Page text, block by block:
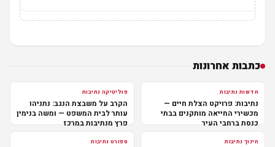
כתבות אחרונות
חדשות נתיבות
נתיבות: פרויקט הצלת חיים —
מכשירי החייאה מותקנים בבתי
כנסת ברחבי העיר
פוליטיקה נתיבות
הקרב על משבצת הנגב: נתניהו
עותר לבית המשפט — ומשה בנימין
פרץ מנתיבות במרכז
חינוך נתיבות ספורט נתיבות